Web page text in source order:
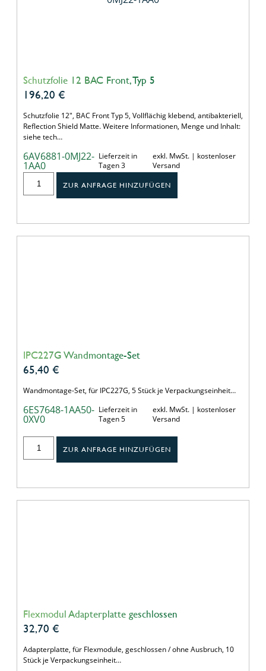
Schutzfolie 12 BAC Front, Typ 5
196,20 €
Schutzfolie 12", BAC Front Typ 5, Vollflächig klebend, antibakteriell,
Reflection Shield Matte. Weitere Informationen, Menge und Inhalt:
siehe tech…
6AV6881-0MJ22-
1AA0
Lieferzeit in
Tagen 3
exkl. MwSt. | kostenloser
Versand
ZUR ANFRAGE HINZUFÜGEN
IPC227G Wandmontage-Set
65,40 €
Wandmontage-Set, für IPC227G, 5 Stück je Verpackungseinheit…
6ES7648-1AA50-
0XV0
Lieferzeit in
Tagen 5
exkl. MwSt. | kostenloser
Versand
ZUR ANFRAGE HINZUFÜGEN
Flexmodul Adapterplatte geschlossen
32,70 €
Adapterplatte, für Flexmodule, geschlossen / ohne Ausbruch, 10
Stück je Verpackungseinheit…